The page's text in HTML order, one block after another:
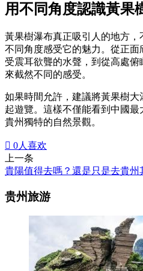
用不同角度認識黃果
黃果樹瀑布真正吸引人的地方
不同角度感受它的魅力。從正
受震耳欲聾的水聲，到從高處
來截然不同的感受。
如果時間允許，建議將黃果樹
起遊覽。這樣不僅能看到中國
貴州獨特的自然景觀。
 0人喜欢
上一条
貴陽值得去嗎？還是只是去貴州
贵州旅游